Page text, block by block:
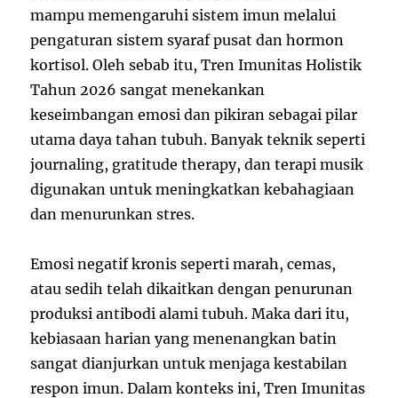
mampu memengaruhi sistem imun melalui
pengaturan sistem syaraf pusat dan hormon
kortisol. Oleh sebab itu, Tren Imunitas Holistik
Tahun 2026 sangat menekankan
keseimbangan emosi dan pikiran sebagai pilar
utama daya tahan tubuh. Banyak teknik seperti
journaling, gratitude therapy, dan terapi musik
digunakan untuk meningkatkan kebahagiaan
dan menurunkan stres.
Emosi negatif kronis seperti marah, cemas,
atau sedih telah dikaitkan dengan penurunan
produksi antibodi alami tubuh. Maka dari itu,
kebiasaan harian yang menenangkan batin
sangat dianjurkan untuk menjaga kestabilan
respon imun. Dalam konteks ini, Tren Imunitas